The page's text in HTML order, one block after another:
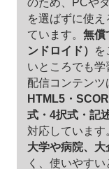
を選ばずに使え
ています。 無償
ンドロイド）
を
いところでも学
配信コンテンツ
HTML5・
式・4択式・記
対応しています
大学や病院、
く、使いやす